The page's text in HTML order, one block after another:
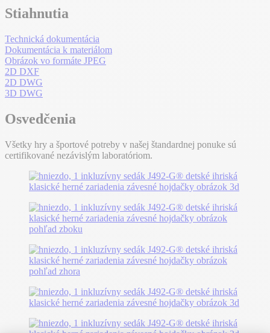
Stiahnutia
Technická dokumentácia
Dokumentácia k materiálom
Obrázok vo formáte JPEG
2D DXF
2D DWG
3D DWG
Osvedčenia
Všetky hry a športové potreby v našej štandardnej ponuke sú
certifikované nezávislým laboratóriom.